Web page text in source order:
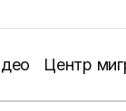
Центр